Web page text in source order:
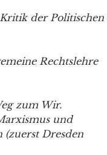
der Politischen
Rechtslehre
zum Wir.
und
Dresden